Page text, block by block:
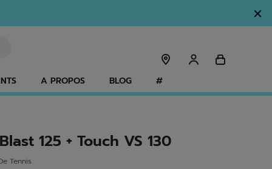
A PROPOS BLOG #
125 + Touch VS 130
Tennis